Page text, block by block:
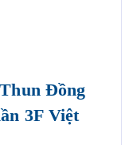
Đồng
3F Việt